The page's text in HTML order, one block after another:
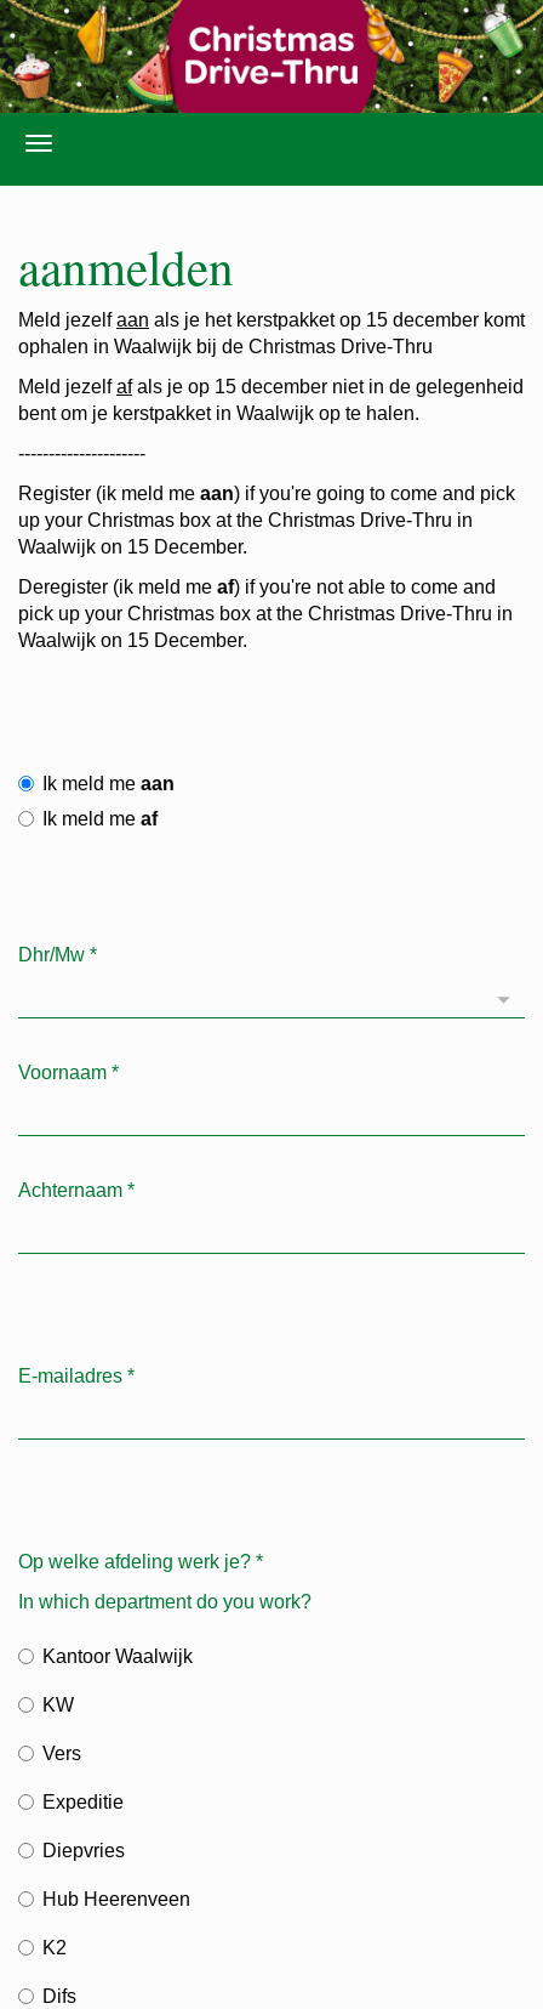
aanmelden
Meld jezelfaan als je het kerstpakket op 15 december komt
ophalen in Waalwijk bij de Christmas Drive-Thru
Meld jezelfaf als je op 15 december niet in de gelegenheid
bent om je kerstpakket in Waalwijk op te halen.
---------------------
Register (ik meld me aan) if you're going to come and pick
up your Christmas box at the Christmas Drive-Thru in
Waalwijk on 15 December.
Deregister (ik meld me af) if you're not able to come and
pick up your Christmas box at the Christmas Drive-Thru in
Waalwijk on 15 December.
Ik meld me aan
Ik meld me af
Dhr/Mw *
Voornaam *
Achternaam *
E-mailadres *
Op welke afdeling werk je? *
In which department do you work?
Kantoor Waalwijk
KW
Vers
Expeditie
Diepvries
Hub Heerenveen
K2
Difs